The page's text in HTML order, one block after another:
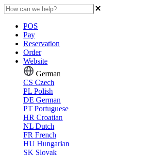
POS
Pay
Reservation
Order
Website
German
CS Czech
PL Polish
DE German
PT Portuguese
HR Croatian
NL Dutch
FR French
HU Hungarian
SK Slovak